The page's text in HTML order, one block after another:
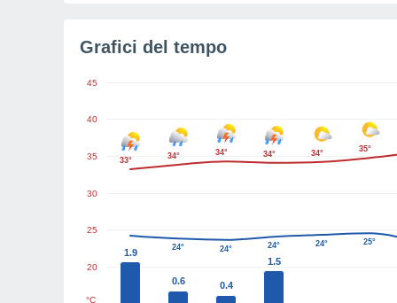
Grafici del tempo
20
25
30
35
40
45
°C
1.9
0.6 0.4
1.5
33° 34° 34° 34° 34° 35°
24° 24° 24° 24° 25°